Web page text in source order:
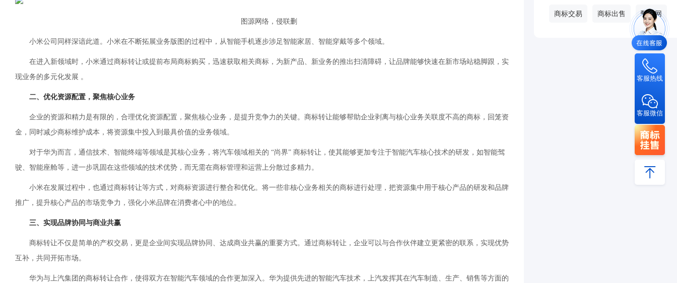
图源网络，侵联删
小米公司同样深谙此道。小米在不断拓展业务版图的过程中，从智能手机逐步涉足智能家居、智能穿戴等多个领域。
在进入新领域时，小米通过商标转让或提前布局商标购买，迅速获取相关商标，为新产品、新业务的推出扫清障碍，让品牌能够快速在新市场站稳脚跟，实
现业务的多元化发展 。
二、优化资源配置，聚焦核心业务
企业的资源和精力是有限的，合理优化资源配置，聚焦核心业务，是提升竞争力的关键。商标转让能够帮助企业剥离与核心业务关联度不高的商标，回笼资
金，同时减少商标维护成本，将资源集中投入到最具价值的业务领域。
对于华为而言，通信技术、智能终端等领域是其核心业务，将汽车领域相关的 “尚界” 商标转让，使其能够更加专注于智能汽车核心技术的研发，如智能驾
驶、智能座舱等，进一步巩固在这些领域的技术优势，而无需在商标管理和运营上分散过多精力。
小米在发展过程中，也通过商标转让等方式，对商标资源进行整合和优化。将一些非核心业务相关的商标进行处理，把资源集中用于核心产品的研发和品牌
推广，提升核心产品的市场竞争力，强化小米品牌在消费者心中的地位。
三、实现品牌协同与商业共赢
商标转让不仅是简单的产权交易，更是企业间实现品牌协同、达成商业共赢的重要方式。通过商标转让，企业可以与合作伙伴建立更紧密的联系，实现优势
互补，共同开拓市场。
华为与上汽集团的商标转让合作，使得双方在智能汽车领域的合作更加深入。华为提供先进的智能汽车技术，上汽发挥其在汽车制造、生产、销售等方面的
商标交易 商标出售 甄标网
客服热线
客服微信